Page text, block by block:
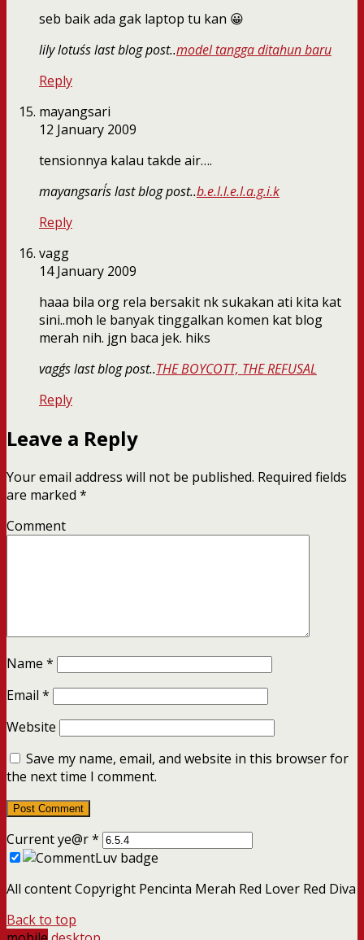
seb baik ada gak laptop tu kan 😀
lily lotus´s last blog post..model tangga ditahun baru
Reply
mayangsari
12 January 2009
tensionnya kalau takde air….
mayangsari´s last blog post..b.e.l.l.e.l.a.g.i.k
Reply
vagg
14 January 2009
haaa bila org rela bersakit nk sukakan ati kita kat
sini..moh le banyak tinggalkan komen kat blog
merah nih. jgn baca jek. hiks
vagg´s last blog post..THE BOYCOTT, THE REFUSAL
Reply
Leave a Reply
Your email address will not be published. Required fields
are marked *
Comment
Name *
Email *
Website
Save my name, email, and website in this browser for
the next time I comment.
Current ye@r*
All content Copyright Pencinta Merah Red Lover Red Diva
Back to top